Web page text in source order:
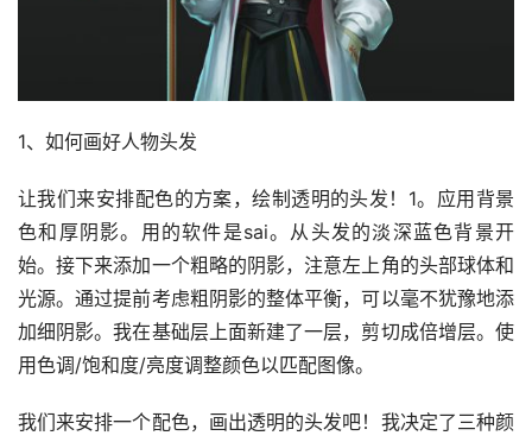
1、如何画好人物头发
让我们来安排配色的方案，绘制透明的头发！1。应用背景
色和厚阴影。用的软件是sai。从头发的淡深蓝色背景开
始。接下来添加一个粗略的阴影，注意左上角的头部球体和
光源。通过提前考虑粗阴影的整体平衡，可以毫不犹豫地添
加细阴影。我在基础层上面新建了一层，剪切成倍增层。使
用色调/饱和度/亮度调整颜色以匹配图像。
我们来安排一个配色，画出透明的头发吧！我决定了三种颜